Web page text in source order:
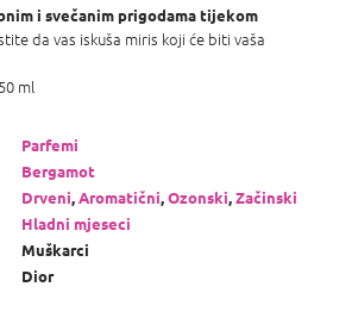
i svečanim prigodama tijekom
da vas iskuša miris koji će biti vaša
ml
Parfemi
Bergamot
Drveni,Aromatični,Ozonski,Začinski
Hladni mjeseci
Muškarci
Dior